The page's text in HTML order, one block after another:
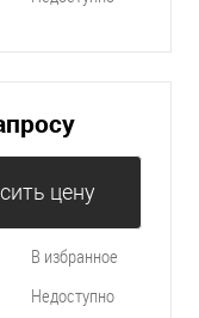
цену
В избранное
Недоступно